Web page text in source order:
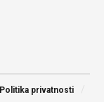
Politika privatnosti